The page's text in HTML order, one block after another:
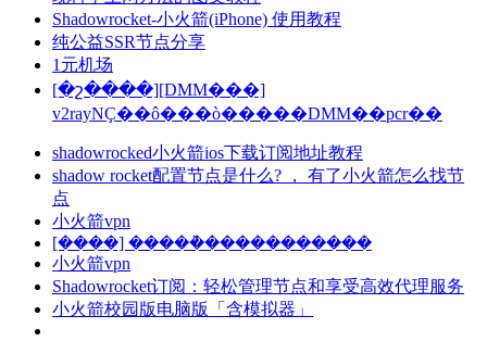
Shadowrocket-小火箭(iPhone) 使用教程
纯公益SSR节点分享
1元机场
[�շ����][DMM���]
v2rayNҪ��ô���ò�����DMM��pcr��
shadowrocked小火箭ios下载订阅地址教程
shadow rocket配置节点是什么? ， 有了小火箭怎么找节
点
小火箭vpn
[����] �����ܵ�����������
小火箭vpn
Shadowrocket订阅：轻松管理节点和享受高效代理服务
小火箭校园版电脑版「含模拟器」